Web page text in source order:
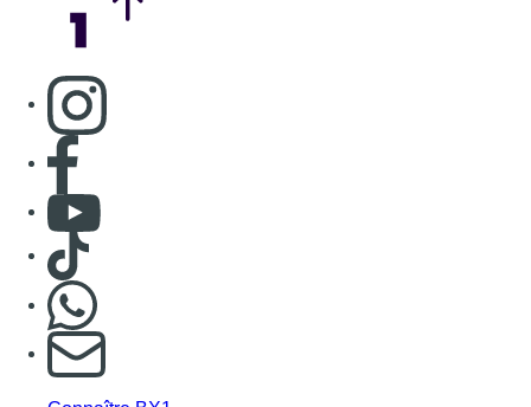
Consulter page Instagram
Consulter page Facebook
Consulter Youtube
Consulter TikTok
S'abonner à notre newsletter